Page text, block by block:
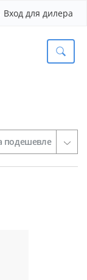
Вход для дилера